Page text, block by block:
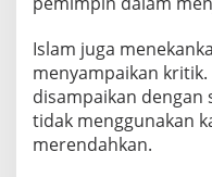
Islam juga
menyampaikan
disampaikan dengan
tidak menggunakan
merendahkan.